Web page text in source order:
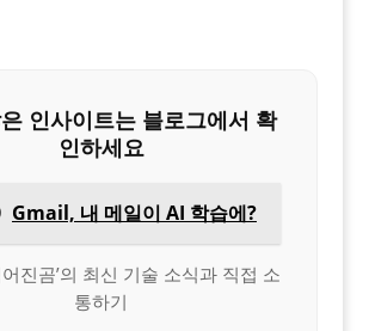
인사이트는 블로그에서 확
인하세요
Gmail, 내 메일이 AI 학습에?
어진곰’의 최신 기술 소식과 직접 소
통하기